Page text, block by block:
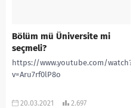
Bölüm mü Üniversite mi
seçmeli?
https://www.youtube.com/watch?
v=Aru7rf0lP8o
20.03.2021 2.697